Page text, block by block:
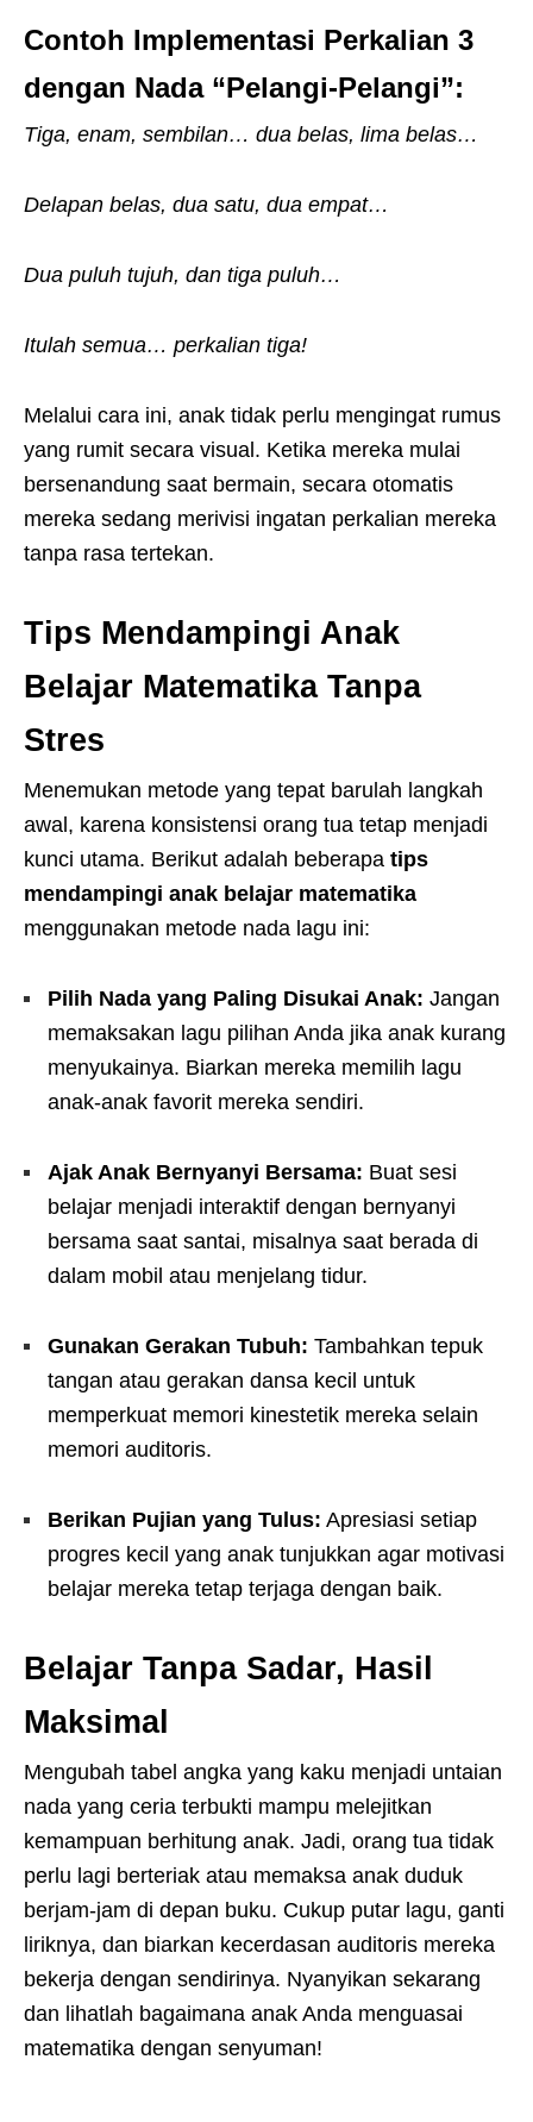
Contoh Implementasi Perkalian 3
dengan Nada “Pelangi-Pelangi”:
Tiga, enam, sembilan… dua belas, lima belas…
Delapan belas, dua satu, dua empat…
Dua puluh tujuh, dan tiga puluh…
Itulah semua… perkalian tiga!
Melalui cara ini, anak tidak perlu mengingat rumus
yang rumit secara visual. Ketika mereka mulai
bersenandung saat bermain, secara otomatis
mereka sedang merivisi ingatan perkalian mereka
tanpa rasa tertekan.
Tips Mendampingi Anak
Belajar Matematika Tanpa
Stres
Menemukan metode yang tepat barulah langkah
awal, karena konsistensi orang tua tetap menjadi
kunci utama. Berikut adalah beberapa tips
mendampingi anak belajar matematika
menggunakan metode nada lagu ini:
Pilih Nada yang Paling Disukai Anak: Jangan
memaksakan lagu pilihan Anda jika anak kurang
menyukainya. Biarkan mereka memilih lagu
anak-anak favorit mereka sendiri.
Ajak Anak Bernyanyi Bersama: Buat sesi
belajar menjadi interaktif dengan bernyanyi
bersama saat santai, misalnya saat berada di
dalam mobil atau menjelang tidur.
Gunakan Gerakan Tubuh: Tambahkan tepuk
tangan atau gerakan dansa kecil untuk
memperkuat memori kinestetik mereka selain
memori auditoris.
Berikan Pujian yang Tulus: Apresiasi setiap
progres kecil yang anak tunjukkan agar motivasi
belajar mereka tetap terjaga dengan baik.
Belajar Tanpa Sadar, Hasil
Maksimal
Mengubah tabel angka yang kaku menjadi untaian
nada yang ceria terbukti mampu melejitkan
kemampuan berhitung anak. Jadi, orang tua tidak
perlu lagi berteriak atau memaksa anak duduk
berjam-jam di depan buku. Cukup putar lagu, ganti
liriknya, dan biarkan kecerdasan auditoris mereka
bekerja dengan sendirinya. Nyanyikan sekarang
dan lihatlah bagaimana anak Anda menguasai
matematika dengan senyuman!